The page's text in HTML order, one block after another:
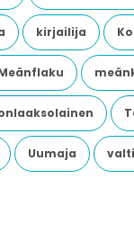
kirjailija
Uumaja